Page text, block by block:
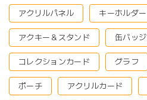
アクリルパネル キーホルダー
アクキー＆スタンド 缶バッジ
コレクションカード グラフ
ポーチ アクリルカード